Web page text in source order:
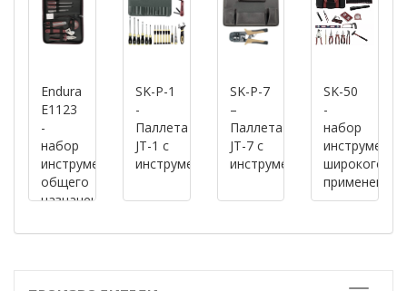
Endura
E1123
-
набор
инструментов
общего
назначения
позиций)
SK-P-1
-
Паллета
JT-1 с
инструментом
SK-P-7
–
Паллета
JT-7 с
инструментом
SK-50
-
набор
широкого
применения